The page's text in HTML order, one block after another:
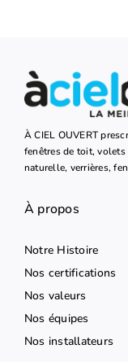
À CIEL OUVERT
fenêtres de toit,
naturelle, verrières,
À propos
Notre Histoire
Nos certifications
Nos valeurs
Nos équipes
Nos installateurs